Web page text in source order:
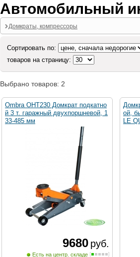
Автомобильный
Домкраты, компрессоры
Сортировать по:
товаров на страницу:
Выбрано товаров: 2
Ombra OHT230 Домкрат подкатно
й 3 т. гаражный двухпоршневой, 1
33-485 мм
9680 руб.
Есть на центр. складе
ой,
LE